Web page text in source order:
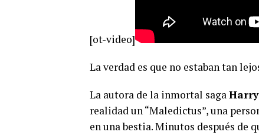
[ot-video]
La verdad es que no estaban tan
La autora de la inmortal saga
realidad un “Maledictus”, una
en una bestia. Minutos después